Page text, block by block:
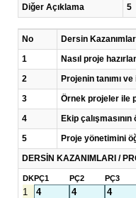
Diğer Açıklama
5
No
Dersin
1
Nasıl proje
2
Projenin tanımı
3
Örnek projeler ile
4
Ekip
5
Proje yönetimini
DERSİN KAZANIMLARI /
DKPÇ1 PÇ2 PÇ3
1